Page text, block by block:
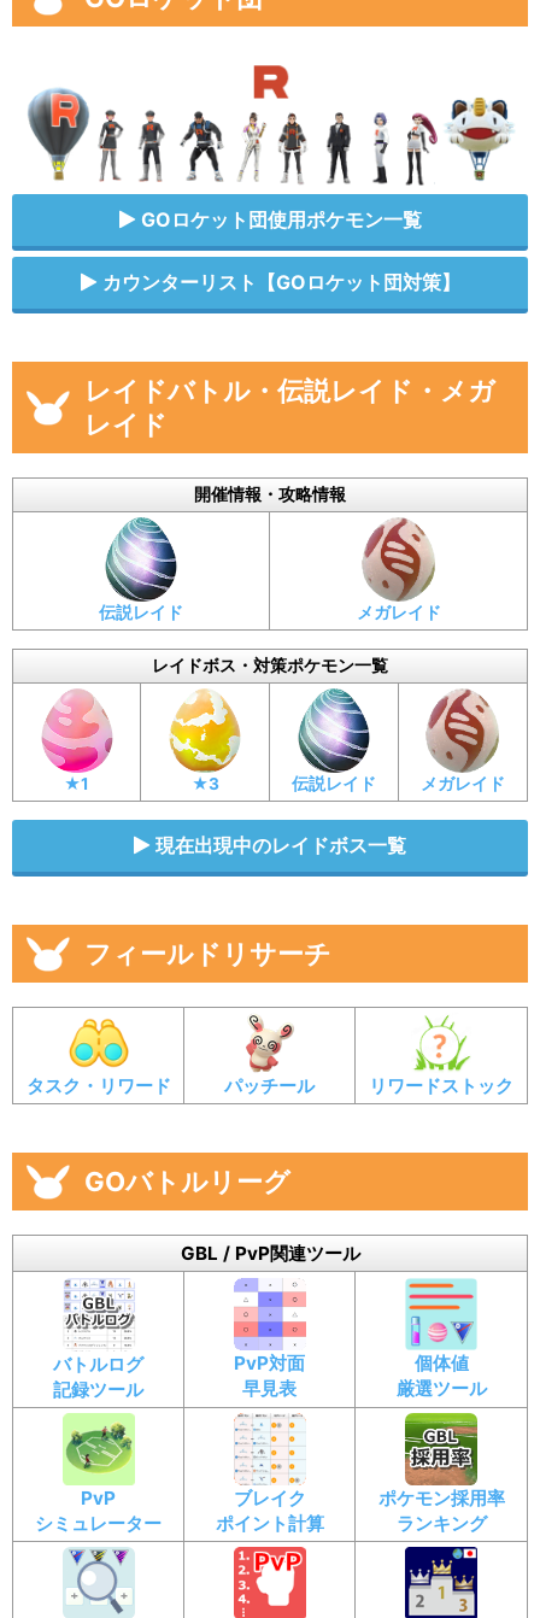
GOロケット団使用ポケモン一覧
カウンターリスト【GOロケット団対策】
レイドバトル・伝説レイド・メガ
レイド
開催情報・攻略情報
伝説レイド メガレイド
レイドボス・対策ポケモン一覧
★1 ★3 伝説レイド メガレイド
現在出現中のレイドボス一覧
フィールドリサーチ
タスク・リワード パッチール リワードストック
GOバトルリーグ
GBL / PvP関連ツール
バトルログ
記録ツール
PvP対面
早見表
個体値
厳選ツール
PvP
シミュレーター
ブレイク
ポイント計算
ポケモン採用率
ランキング